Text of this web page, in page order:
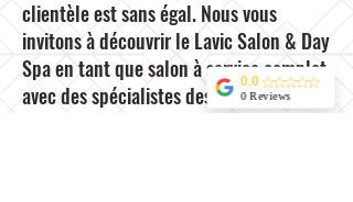
0.0
0 Reviews
clientèle est sans égal. Nous vous
invitons à découvrir le Lavic Salon & Day
Spa en tant que salon à service complet
avec des spécialistes des soins de la
peau, des thérapeutes en soins du